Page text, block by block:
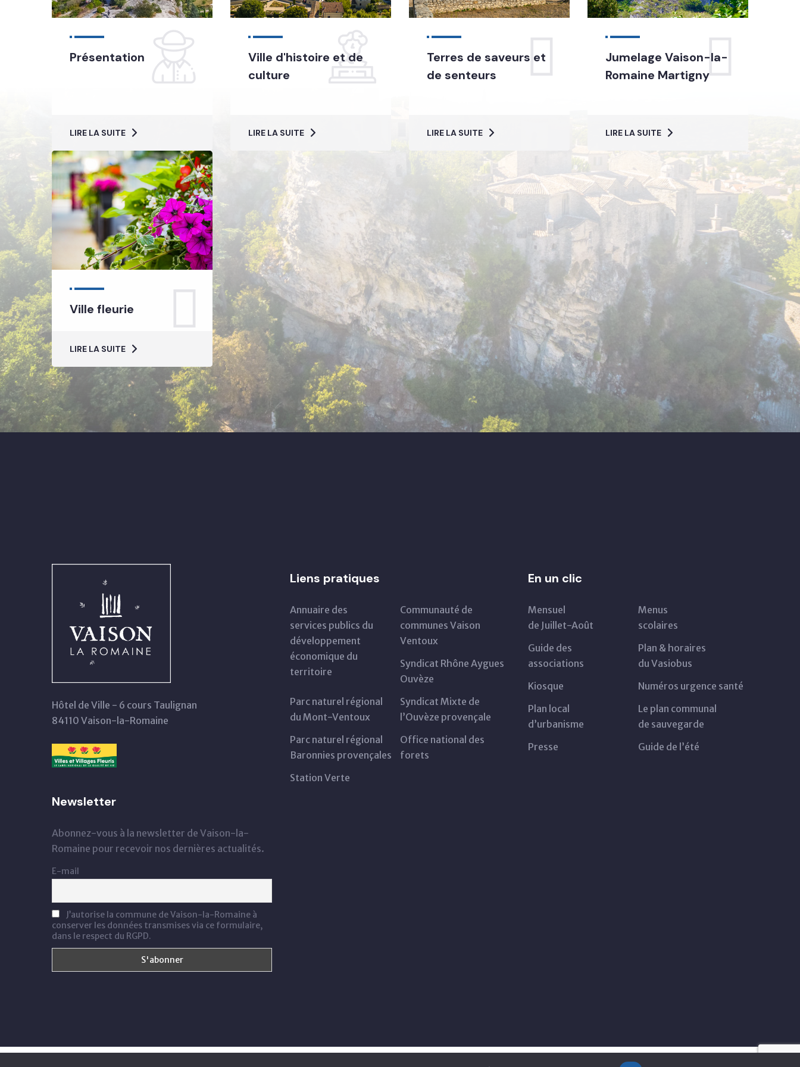
Présentation
LIRE LA SUITE
Ville d'histoire et de
culture
LIRE LA SUITE
Terres de saveurs et
de senteurs
LIRE LA SUITE
Jumelage Vaison-la-
Romaine Martigny
LIRE LA SUITE
Ville fleurie
LIRE LA SUITE
Hôtel de Ville - 6 cours Taulignan
84110 Vaison-la-Romaine
Liens pratiques
Annuaire des
services publics du
développement
économique du
territoire
Communauté de
communes Vaison
Ventoux
Syndicat Rhône Aygues
Ouvèze
Parc naturel régional
du Mont-Ventoux
Syndicat Mixte de
l’Ouvèze provençale
Parc naturel régional
Baronnies provençales
Office national des
forets
Station Verte
En un clic
Mensuel
de Juillet-Août
Menus
scolaires
Guide des
associations
Plan & horaires
du Vasiobus
Kiosque
Numéros urgence santé
Plan local
d’urbanisme
Le plan communal
de sauvegarde
Presse
Guide de l’été
Newsletter
Abonnez-vous à la newsletter de Vaison-la-
Romaine pour recevoir nos dernières actualités.
E-mail
J’autorise la commune de Vaison-la-Romaine à
conserver les données transmises via ce formulaire,
dans le respect du RGPD.